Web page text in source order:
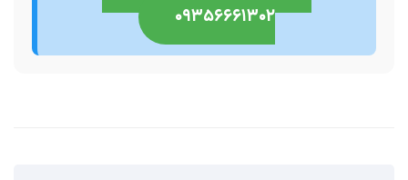
۰۹۳۵۶۶۶۱۳۰۲